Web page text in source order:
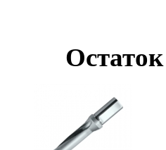
Остаток